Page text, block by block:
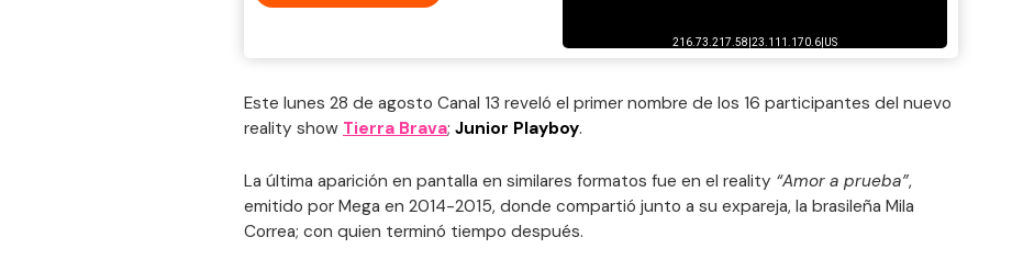
Este lunes 28 de agosto Canal 13 reveló el primer nombre de los 16 participantes del nuevo
reality show Tierra Brava; Junior Playboy.
La última aparición en pantalla en similares formatos fue en el reality “Amor a prueba”,
emitido por Mega en 2014-2015, donde compartió junto a su expareja, la brasileña Mila
Correa; con quien terminó tiempo después.